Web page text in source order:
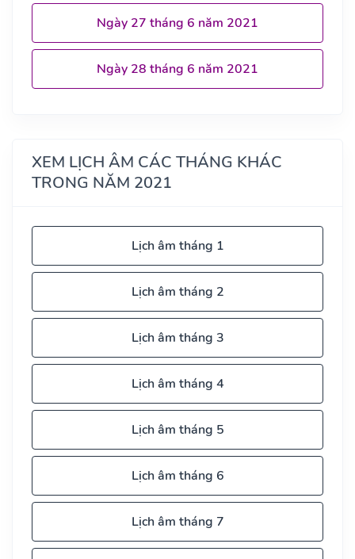
Ngày 27 tháng 6 năm 2021
Ngày 28 tháng 6 năm 2021
XEM LỊCH ÂM CÁC THÁNG KHÁC
TRONG NĂM 2021
Lịch âm tháng 1
Lịch âm tháng 2
Lịch âm tháng 3
Lịch âm tháng 4
Lịch âm tháng 5
Lịch âm tháng 6
Lịch âm tháng 7